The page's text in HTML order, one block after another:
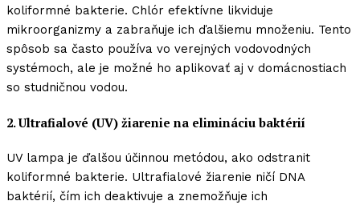
koliformné bakterie. Chlór efektívne likviduje
mikroorganizmy a zabraňuje ich ďalšiemu množeniu. Tento
spôsob sa často používa vo verejných vodovodných
systémoch, ale je možné ho aplikovať aj v domácnostiach
so studničnou vodou.
2. Ultrafialové (UV) žiarenie na elimináciu baktérií
UV lampa je ďalšou účinnou metódou, ako odstranit
koliformné bakterie. Ultrafialové žiarenie ničí DNA
baktérií, čím ich deaktivuje a znemožňuje ich